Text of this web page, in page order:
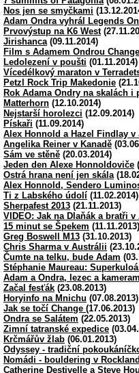
Nos jen se smyčkami
Adam Ondra vyhrál Legends
Prvovýstup na K6 West
Jirishanca(09.11.2014)
Film s Adamem Ondrou
Ledolezení v poušti (01.11.2014)
Vícedélkový maraton v
Petzl Rock Trip Makedonie
Rok Adama Ondry na skalách i
Matterhorn (12.10.2014)
Nejstarší horolezci (12.09.2014)
Pískaři (11.09.2014)
Alex Honnold a Hazel Findlay
Angelika Reiner v Kanadě
Sám ve stěně (20.03.2014)
Jeden den Alexe Honnoldoviče
Ostrá hrana není jen skála
Alex Honnold, Sendero
Ti z Labského údolí (11.02.2014)
Sherpafest 2013 (21.11.2013)
VIDEO: Jak na Dlaňák a bratři v
15 minut se Špekem (11.11.2013)
Greg Boswell M13 (31.10.2013)
Chris Sharma v Austrálii
Čumte na telku, bude Adam
Stéphanie Maureau:
Adam a Ondra, lezec a
Začal fesťák (23.08.2013)
Horyinfo na Mnichu (07.08.2013)
Jak se točí Change (17.06.2013)
Ondra se Salátem (22.05.2013)
Zimní tatranské expedice
Krčmářův žlab (06.01.2013)
Odyssey - tradiční
Nomádi - bouldering v
Catherine Destivelle a Steve